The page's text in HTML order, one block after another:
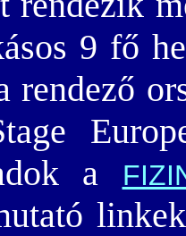
9 fő
rendező
a